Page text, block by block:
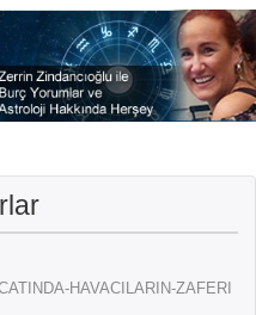
HAVACILARIN-ZAFERI